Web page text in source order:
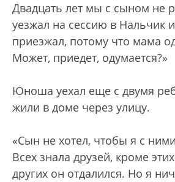
Двадцать лет мы с сыном не
уезжал на сессию в Нальчик
приезжал, потому что мама
Может, приедет, одумается?»
Юноша уехал еще с двумя
жили в доме через улицу.
«Сын не хотел, чтобы я с
Всех знала друзей, кроме
других он отдалился. Но я